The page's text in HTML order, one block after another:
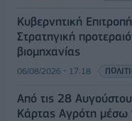
Κυβερνητική
Στρατηγική
βιομηχανίας
06/08/2026 - 17:18
Από τις 28
Κάρτας Αγρότη